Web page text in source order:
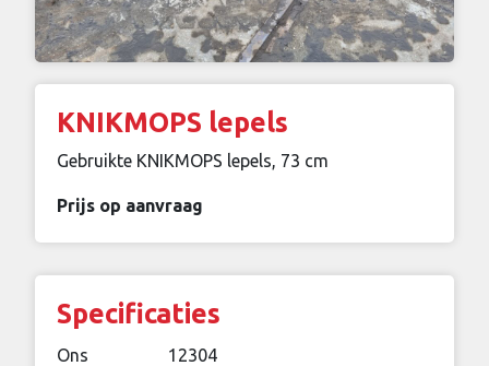
KNIKMOPS lepels
Gebruikte KNIKMOPS lepels, 73 cm
Prijs op aanvraag
Specificaties
Ons
12304